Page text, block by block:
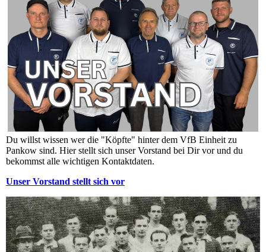
Du willst wissen wer die "Köpfte" hinter dem VfB Einheit zu
Pankow sind. Hier stellt sich unser Vorstand bei Dir vor und du
bekommst alle wichtigen Kontaktdaten.
Unser Vorstand stellt sich vor